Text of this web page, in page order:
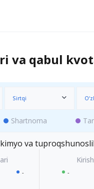
va qabul
Sirtqi
Shartnoma
va
- -